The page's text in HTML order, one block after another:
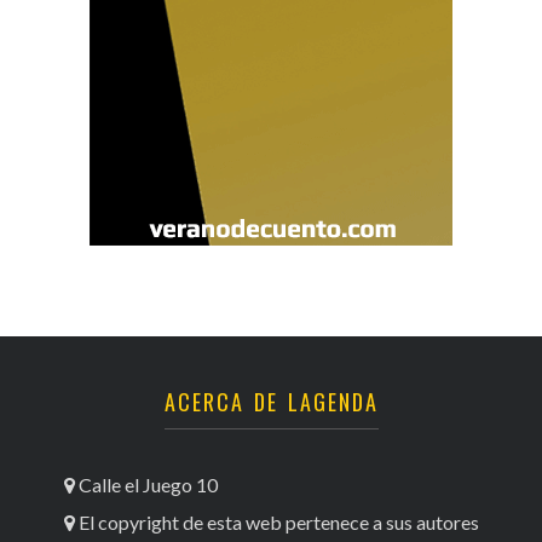
ACERCA DE LAGENDA
Calle el Juego 10
El copyright de esta web pertenece a sus autores